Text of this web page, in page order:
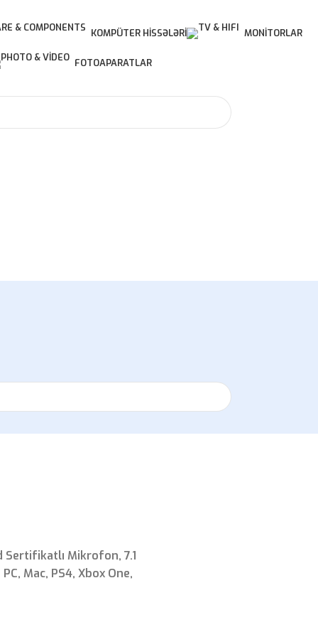
KOMPÜTER HISSƏLƏRI MONITORLAR
FOTOAPARATLAR
Sertifikatlı Mikrofon, 7.1
Mac, PS4, Xbox One,